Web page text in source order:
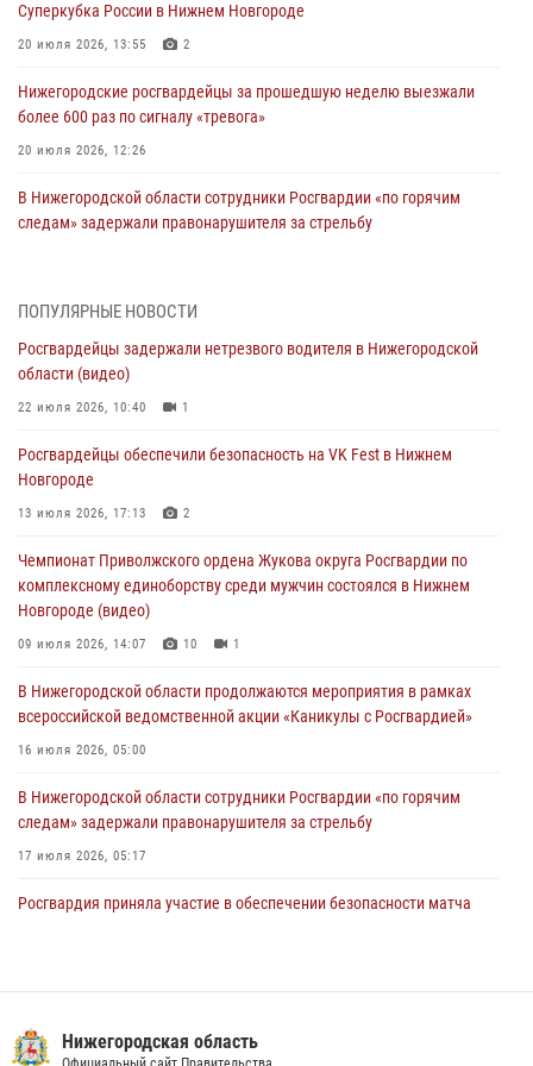
Суперкубка России в Нижнем Новгороде
20 июля 2026, 13:55 2
Нижегородские росгвардейцы за прошедшую неделю выезжали
более 600 раз по сигналу «тревога»
20 июля 2026, 12:26
В Нижегородской области сотрудники Росгвардии «по горячим
следам» задержали правонарушителя за стрельбу
В Нижегородской области продолжаются мероприятия в рамках
16 июля 2026, 05:00
Росгвардейцы обеспечили безопасность на VK Fest в Нижнем
13 июля 2026, 17:13
Нижегородские росгвардейцы за прошедшую неделю выезжали
13 июля 2026, 06:45
Росгвардейцы предотвратили серию краж в Нижнем Новгороде
10 июля 2026, 09:38
ПОПУЛЯРНЫЕ НОВОСТИ
Росгвардейцы задержали нетрезвого водителя в Нижегородской
области (видео)
22 июля 2026, 10:40 1
Росгвардейцы обеспечили безопасность на VK Fest в Нижнем
Новгороде
13 июля 2026, 17:13 2
Чемпионат Приволжского ордена Жукова округа Росгвардии по
комплексному единоборству среди мужчин состоялся в Нижнем
Новгороде (видео)
09 июля 2026, 14:07 10 1
В Нижегородской области продолжаются мероприятия в рамках
всероссийской ведомственной акции «Каникулы с Росгвардией»
16 июля 2026, 05:00
В Нижегородской области сотрудники Росгвардии «по горячим
следам» задержали правонарушителя за стрельбу
17 июля 2026, 05:17
Росгвардия приняла участие в обеспечении безопасности матча
святого равноапостольного князя Владимира
Нижегородская область